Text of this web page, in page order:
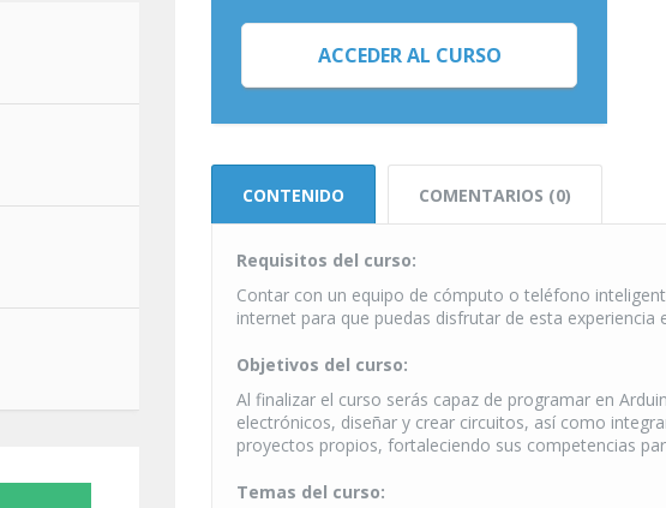
ACCEDER AL CURSO
CONTENIDO COMENTARIOS (0)
Requisitos del curso:
Contar con un equipo de cómputo o teléfono
internet para que puedas disfrutar de esta experiencia
Objetivos del curso:
Al finalizar el curso serás capaz de programar en
electrónicos, diseñar y crear circuitos, así como
proyectos propios, fortaleciendo sus competencias
Temas del curso: